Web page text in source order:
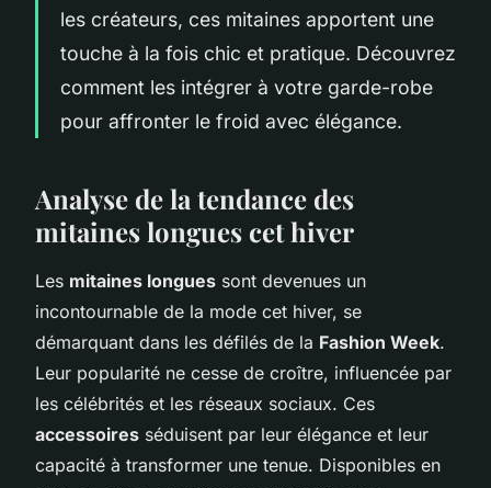
les créateurs, ces mitaines apportent une
touche à la fois chic et pratique. Découvrez
comment les intégrer à votre garde-robe
pour affronter le froid avec élégance.
Analyse de la tendance des
mitaines longues cet hiver
Les mitaines longues sont devenues un
incontournable de la mode cet hiver, se
démarquant dans les défilés de la Fashion Week.
Leur popularité ne cesse de croître, influencée par
les célébrités et les réseaux sociaux. Ces
accessoires séduisent par leur élégance et leur
capacité à transformer une tenue. Disponibles en